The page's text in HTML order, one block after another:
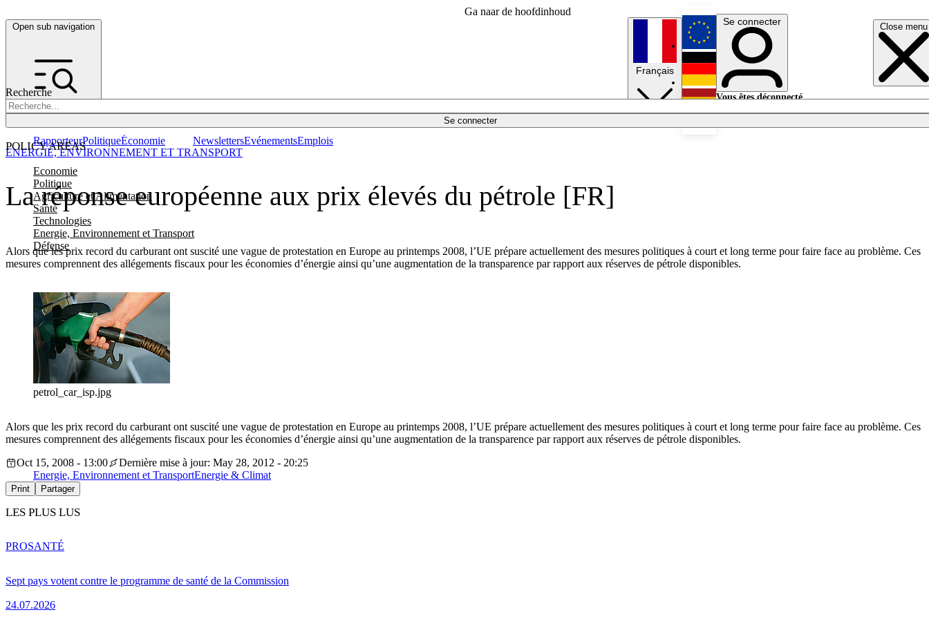
Ga naar de hoofdinhoud
Open sub navigation Close menu
Recherche
Se connecter
POLICY AREAS
Economie
Politique
Agriculture et Alimentation
Santé
Technologies
Energie, Environnement et Transport
Défense
RapporteurPolitiqueÉconomie NewslettersEvénementsEmplois
Français
English
Deutsch
Se connecter
Vous êtes déconnecté.
La réponse européenne aux prix élevés du pétrole [FR]
Alors que les prix record du carburant ont suscité une vague de protestation en Europe au printemps 2008, l’UE prépare actuellement des mesures politiques à court et long terme pour faire face au problème. Ces
mesures comprennent des allégements fiscaux pour les économies d’énergie ainsi qu’une augmentation de la transparence par rapport aux réserves de pétrole disponibles.
ENERGIE, ENVIRONNEMENT ET TRANSPORT
petrol_car_isp.jpg
Alors que les prix record du carburant ont suscité une vague de protestation en Europe au printemps 2008, l’UE prépare actuellement des mesures politiques à court et long terme pour faire face au problème. Ces
mesures comprennent des allégements fiscaux pour les économies d’énergie ainsi qu’une augmentation de la transparence par rapport aux réserves de pétrole disponibles.
Oct 15, 2008 - 13:00
Dernière mise à jour: May 28, 2012 - 20:25
Energie, Environnement et TransportEnergie & Climat
Print Partager
LES PLUS LUS
Sept pays votent contre le programme de santé de la Commission
24.07.2026
PROSANTÉ